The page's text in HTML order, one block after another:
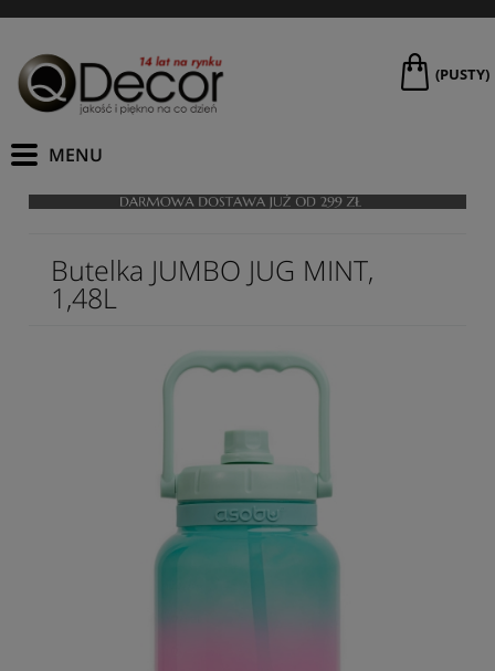
(PUSTY)
Butelka JUMBO JUG MINT,
1,48L